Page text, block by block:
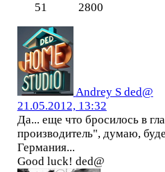
51
2800
Andrey S ded@
21.05.2012, 13:32
Да... еще что бросилось в
производитель", думаю,
Германия...
Good luck! ded@